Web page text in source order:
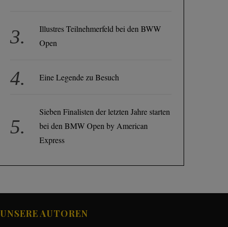
Illustres Teilnehmerfeld bei den BWW
Open
Eine Legende zu Besuch
Sieben Finalisten der letzten Jahre starten
bei den BMW Open by American
Express
UNSERE AUTOREN